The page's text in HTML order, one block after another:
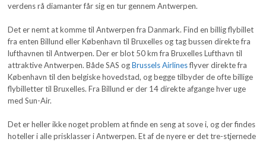
verdens rå diamanter får sig en tur gennem Antwerpen.
Det er nemt at komme til Antwerpen fra Danmark. Find en billig flybillet
fra enten Billund eller København til Bruxelles og tag bussen direkte fra
lufthavnen til Antwerpen. Der er blot 50 km fra Bruxelles Lufthavn til
attraktive Antwerpen. Både SAS ogBrussels Airlinesflyver direkte fra
København til den belgiske hovedstad, og begge tilbyder de ofte billige
flybilletter til Bruxelles. Fra Billund er der 14 direkte afgange hver uge
med Sun-Air.
Det er heller ikke noget problem at finde en seng at sove i, og der findes
hoteller i alle prisklasser i Antwerpen. Et af de nyere er det tre-stjernede